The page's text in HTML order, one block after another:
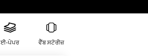
ਈ-ਪੇਪਰ ਵੈੱਬ ਸਟੋਰੀਜ਼